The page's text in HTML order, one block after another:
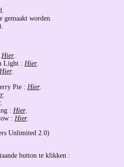
gemaakt worden.
Hier.
Light : Hier.
Hier.
Pie : Hier.
.
.
: Hier.
: Hier.
Unlimited 2.0)
button te klikken :